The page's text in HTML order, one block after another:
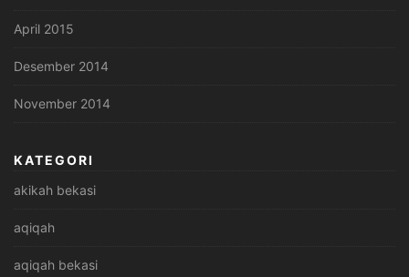
April 2015
Desember 2014
November 2014
KATEGORI
akikah bekasi
aqiqah
aqiqah bekasi